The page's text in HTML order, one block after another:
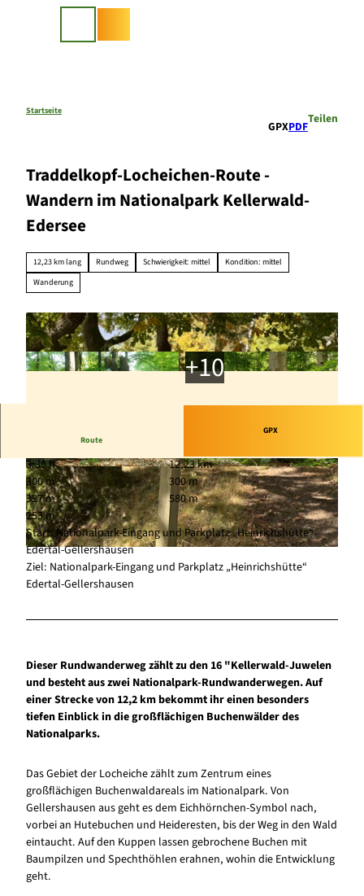
Startseite
GPXPDF
Teilen
Traddelkopf-Locheichen-Route -
Wandern im Nationalpark Kellerwald-
Edersee
12,23 km lang Rundweg Schwierigkeit: mittel
Kondition: mittel
Wanderung
© Sarah Riebeling, Edersee | Deine Region: wild, bunt, gesund. |
© Cognitio, Nationalpark Kellerwald-Edersee
© Nationalpark Kellerwald-Edersee, Nationalpar
k Kellerwald-Edersee
Route
GPX
3:30 h
12,23 km
300 m
300 m
327 m
580 m
253 m
Start: Nationalpark-Eingang und Parkplatz „Heinrichshütte“
Edertal-Gellershausen
Ziel: Nationalpark-Eingang und Parkplatz „Heinrichshütte“
Edertal-Gellershausen
Dieser Rundwanderweg zählt zu den 16 "Kellerwald-Juwelen
und besteht aus zwei Nationalpark-Rundwanderwegen. Auf
einer Strecke von 12,2 km bekommt ihr einen besonders
tiefen Einblick in die großflächigen Buchenwälder des
Nationalparks.
Das Gebiet der Locheiche zählt zum Zentrum eines
großflächigen Buchenwaldareals im Nationalpark. Von
Gellershausen aus geht es dem Eichhörnchen-Symbol nach,
vorbei an Hutebuchen und Heideresten, bis der Weg in den Wald
eintaucht. Auf den Kuppen lassen gebrochene Buchen mit
Baumpilzen und Spechthöhlen erahnen, wohin die Entwicklung
geht.